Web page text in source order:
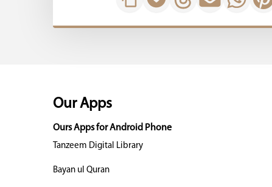
Our Apps
Ours Apps for Android Phone
Tanzeem Digital Library
Bayan ul Quran